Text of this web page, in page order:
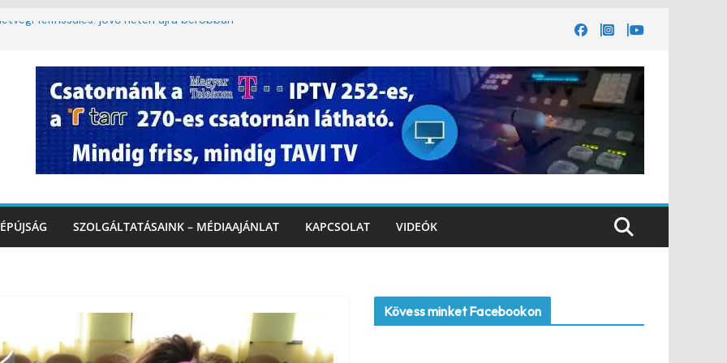
felfrissülés: jövő héten újra berobban
A 3. kerület TVE csapatát fogadta a
a tűzoltók dolgát Marcalinál
közlekedésért, elektromos
SZOLGÁLTATÁSAINK – MÉDIAAJÁNLAT KAPCSOLAT VIDEÓK
Kövess minket Facebookon